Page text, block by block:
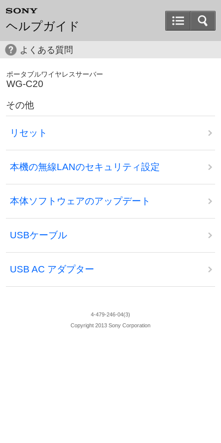
ヘルプガイド
よくある質問
ポータブルワイヤレスサーバー
WG-C20
その他
リセット
本機の無線LANのセキュリティ設定
本体ソフトウェアのアップデート
USBケーブル
USB AC アダプター
4-479-246-04(3)
Copyright 2013 Sony Corporation